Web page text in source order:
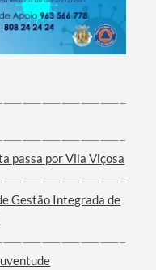
passa por Vila Viçosa
Gestão Integrada de